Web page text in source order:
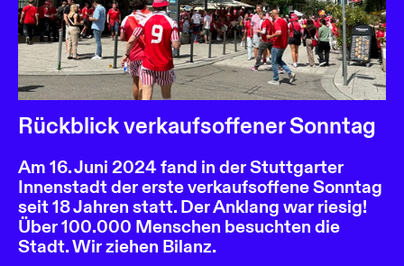
Rückblick verkaufsoffener Sonntag
Am 16. Juni 2024 fand in der Stuttgarter
Innenstadt der erste verkaufsoffene Sonntag
seit 18 Jahren statt. Der Anklang war riesig!
Über 100.000 Menschen besuchten die
Stadt. Wir ziehen Bilanz.